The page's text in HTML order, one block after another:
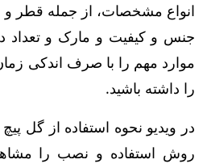
انواع مشخصات، از جمله قطر
جنس و کیفیت و مارک و تعداد
موارد مهم را با صرف اندکی
را داشته باشید.
در ویدیو نحوه استفاده از گل
روش استفاده و نصب را